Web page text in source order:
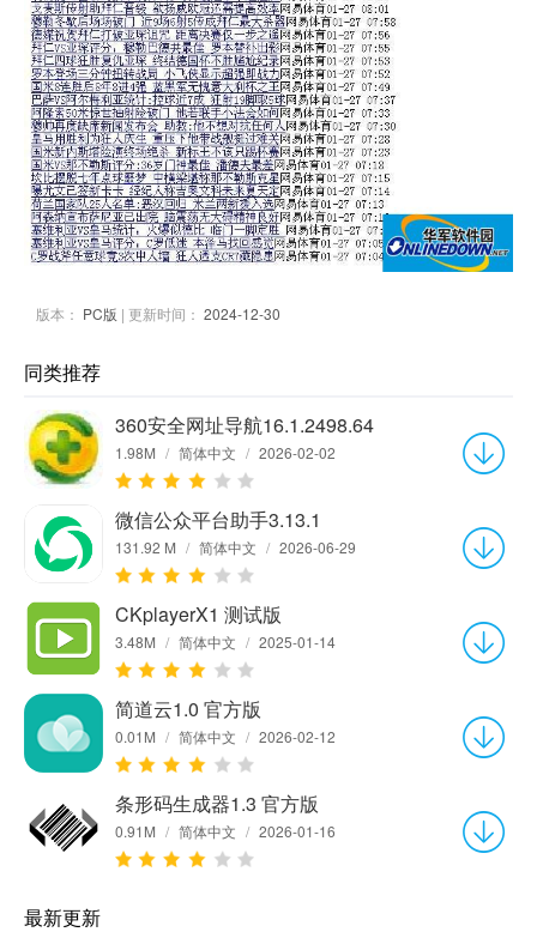
版本： PC版 | 更新时间： 2024-12-30
同类推荐
360安全网址导航16.1.2498.64
1.98M / 简体中文 / 2026-02-02
微信公众平台助手3.13.1
131.92 M / 简体中文 / 2026-06-29
CKplayerX1 测试版
3.48M / 简体中文 / 2025-01-14
简道云1.0 官方版
0.01M / 简体中文 / 2026-02-12
条形码生成器1.3 官方版
0.91M / 简体中文 / 2026-01-16
最新更新